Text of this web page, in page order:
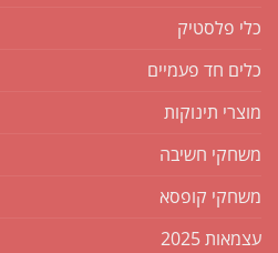
כלי פלסטיק
כלים חד פעמיים
מוצרי תינוקות
משחקי חשיבה
משחקי קופסא
עצמאות 2025